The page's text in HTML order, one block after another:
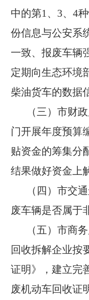
中的第1、3、4
份信息与公安系
一致、报废车辆
定期向生态环境
柴油货车的数据
（三）市财政
门开展年度预算
贴资金的筹集分
结果做好资金上
（四）市交
废车辆是否属于
（五）市商务
回收拆解企业按
证明》，建立完
废机动车回收证